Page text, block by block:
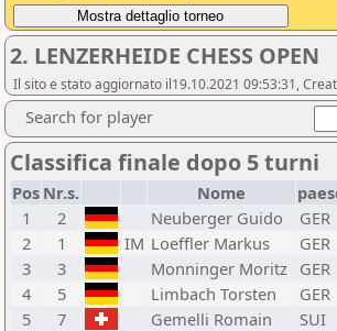
2. LENZERHEIDE CHESS OPEN
Il sito e stato aggiornato il19.10.2021 09:53:31,
Search for player
Classifica finale dopo 5 turni
Pos Nr.s. Nome
1
2 Neuberger Guido GER
2
1 IM Loeffler Markus GER
3
3 Monninger Moritz GER
4
5 Limbach Torsten GER
5
7 Gemelli Romain SUI